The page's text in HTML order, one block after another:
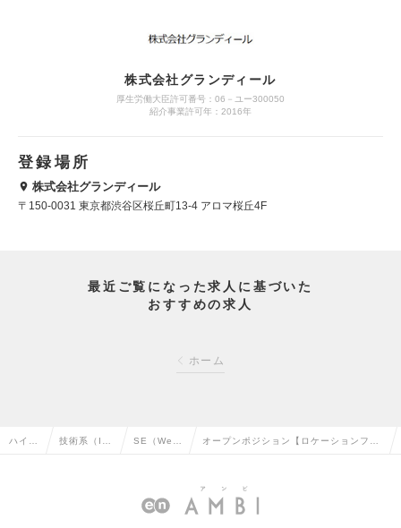
株式会社グランディール
厚生労働大臣許可番号：06－ユー300050
紹介事業許可年：2016年
登録場所
株式会社グランディール
〒150-0031 東京都渋谷区桜丘町13-4 アロマ桜丘4F
最近ご覧になった求人に基づいた
おすすめの求人
ホーム
ハイク 技術系（I SE（We
ン系）の転
オープンポジション【ロケーションフリ
各地より勤務可能／リーダの求人情報